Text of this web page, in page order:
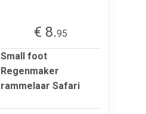
€ 8.95
Small foot
Regenmaker
rammelaar Safari